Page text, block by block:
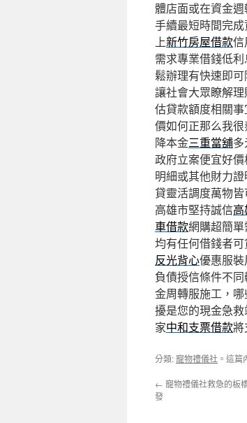
體店面或在資金
手續最短時間完
上新竹房屋借款信
需求專業借錢低
鬆辦理有快速即
讓社會大眾瞭解
估貸款額度相關
價如何正那么我很
降本金三重當舖
政府立案便宜好
明細或其他財力
貸靈活調度萬物
高雄市堅持誠信
車借款網購超簡
均有任何借錢者
反光背心優惠服
負債授信條件不
金周轉服施工，
擾是您的現金急
家中和支票借款將
分類:寵物禮儀社 。這篇
← 寵物禮儀社救急的板
發